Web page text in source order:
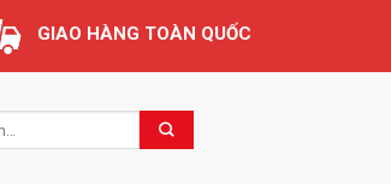
GIAO HÀNG TOÀN QUỐC